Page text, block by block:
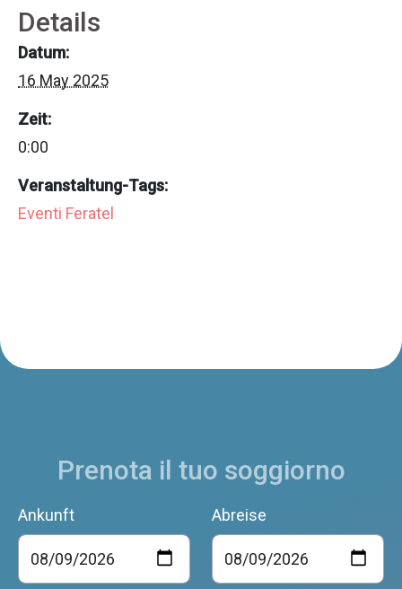
Details
Datum:
16 May 2025
Zeit:
0:00
Veranstaltung-Tags:
Eventi Feratel
Prenota il tuo soggiorno
Ankunft Abreise